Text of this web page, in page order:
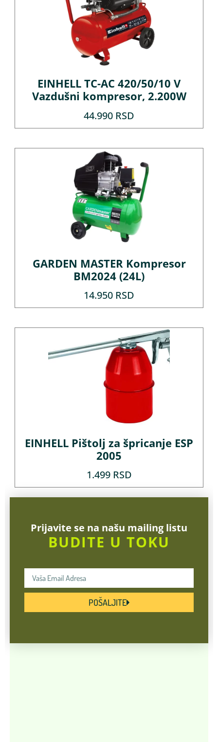
EINHELL TC-AC 420/50/10 V
Vazdušni kompresor, 2.200W
44.990 RSD
GARDEN MASTER Kompresor
BM2024 (24L)
14.950 RSD
EINHELL Pištolj za špricanje ESP
2005
1.499 RSD
Prijavite se na našu mailing listu
BUDITE U TOKU
POŠALJITE